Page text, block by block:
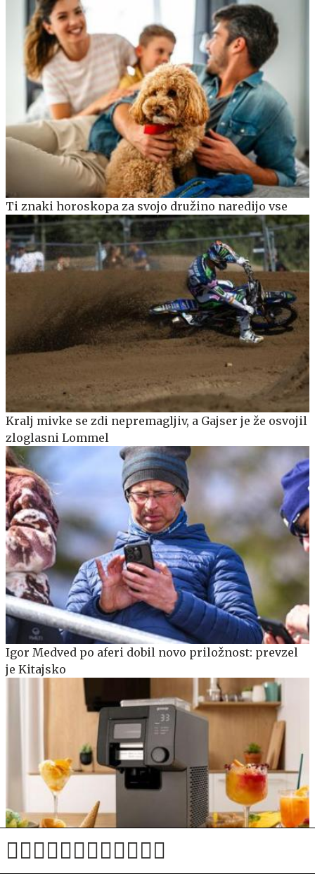
Ti znaki horoskopa za svojo družino naredijo vse
Kralj mivke se zdi nepremagljiv, a Gajser je že osvojil
zloglasni Lommel
Igor Medved po aferi dobil novo priložnost: prevzel
je Kitajsko